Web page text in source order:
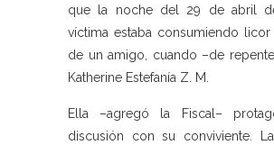
que la noche del 29 de abril
víctima estaba consumiendo
de un amigo, cuando –de
Katherine Estefanía Z. M.
Ella –agregó la Fiscal–
discusión con su conviviente.